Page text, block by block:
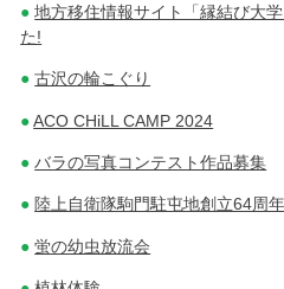
地方移住情報サイト「縁結び大
た!
古沢の輪こぐり
ACO CHiLL CAMP 2024
バラの写真コンテスト作品募集
陸上自衛隊駒門駐屯地創立64周
蛍の幼虫放流会